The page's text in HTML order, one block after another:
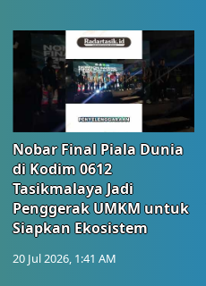
Nobar Final Piala Dunia
di Kodim 0612
Tasikmalaya Jadi
Penggerak UMKM untuk
Siapkan Ekosistem
20 Jul 2026, 1:41 AM